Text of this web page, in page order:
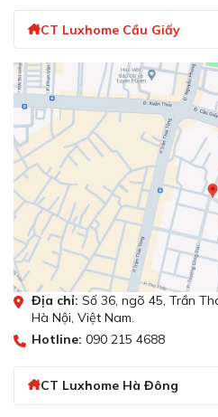
CT Luxhome Cầu Giấy
Địa chỉ: Số 36, ngõ 45, Trần
Hà Nội, Việt Nam.
Hotline: 090 215 4688
CT Luxhome Hà Đông